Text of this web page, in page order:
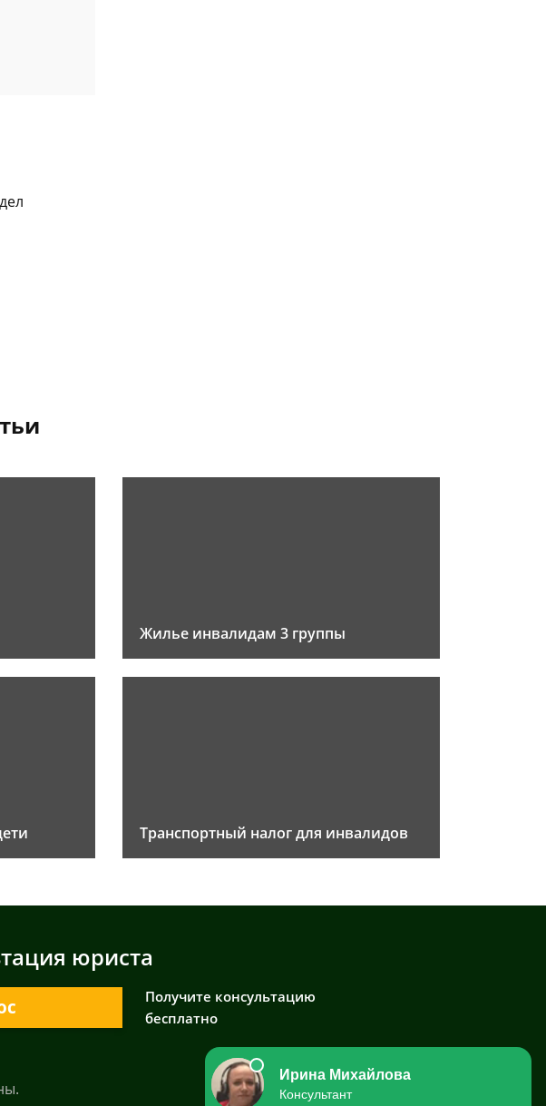
Жилье инвалидам 3 группы
Транспортный налог для инвалидов
юриста
Получите консультацию
бесплатно